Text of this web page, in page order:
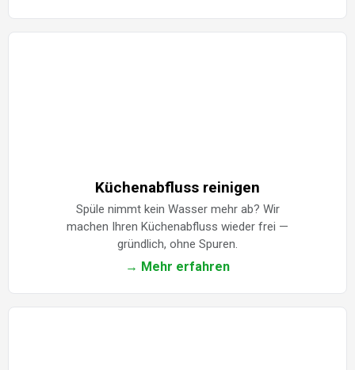
Küchenabfluss reinigen
Spüle nimmt kein Wasser mehr ab? Wir
machen Ihren Küchenabfluss wieder frei —
gründlich, ohne Spuren.
→ Mehr erfahren